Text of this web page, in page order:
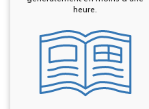
heure.